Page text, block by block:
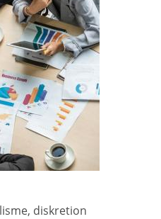
diskretion